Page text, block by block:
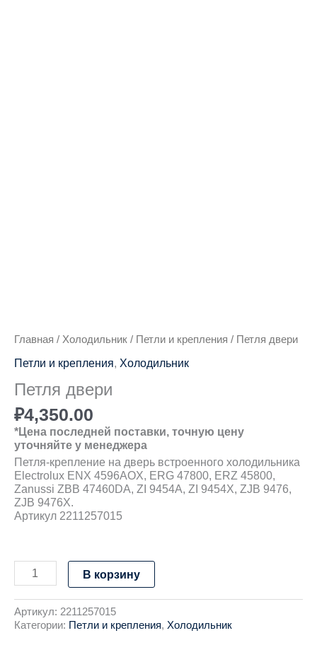
Главная / Холодильник / Петли и крепления / Петля двери
Петли и крепления Холодильник
Петля двери
₽4,350.00
*Цена последней поставки, точную цену
уточняйте у менеджера
Петля-крепление на дверь встроенного холодильника
Electrolux ENX 4596AOX, ERG 47800, ERZ 45800,
Zanussi ZBB 47460DA, ZI 9454A, ZI 9454X, ZJB 9476,
ZJB 9476X.
Артикул 2211257015
В корзину
Артикул: 2211257015
Категории: Петли и крепления, Холодильник